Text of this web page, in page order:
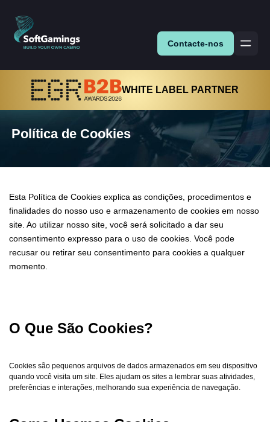
Contacte-nos
WHITE LABEL PARTNER
Política de Cookies
Esta Política de Cookies explica as condições, procedimentos e
finalidades do nosso uso e armazenamento de cookies em nosso
site. Ao utilizar nosso site, você será solicitado a dar seu
consentimento expresso para o uso de cookies. Você pode
recusar ou retirar seu consentimento para cookies a qualquer
momento.
O Que São Cookies?
Cookies são pequenos arquivos de dados armazenados em seu dispositivo
quando você visita um site. Eles ajudam os sites a lembrar suas atividades,
preferências e interações, melhorando sua experiência de navegação.